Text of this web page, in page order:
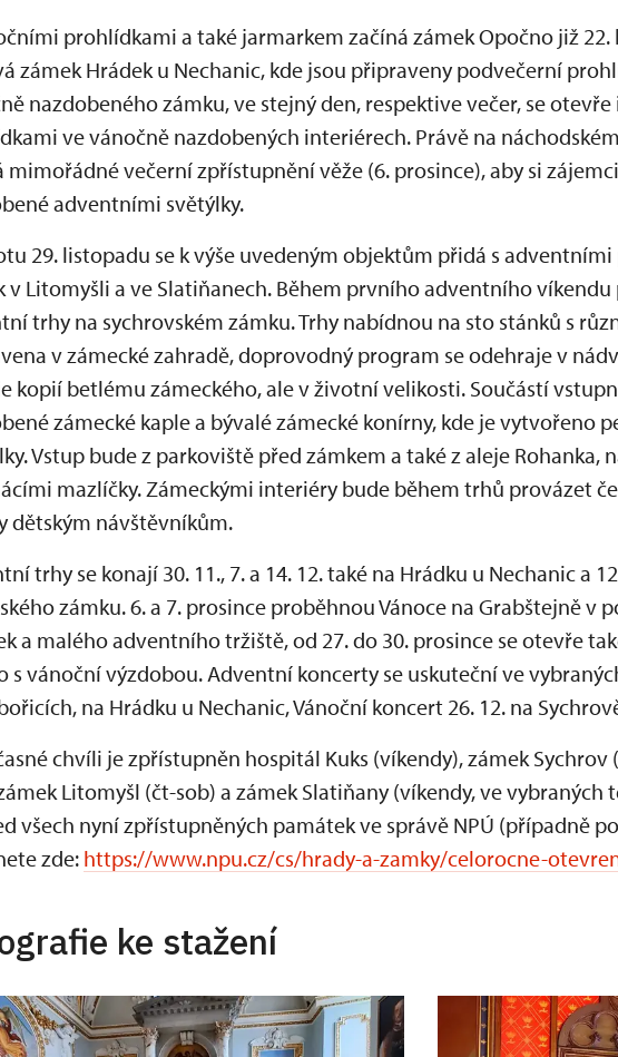
prohlídkami a také jarmarkem začíná zámek Opočno již
zámek Hrádek u Nechanic, kde jsou připraveny podvečerní
nazdobeného zámku, ve stejný den, respektive večer, se
ve vánočně nazdobených interiérech. Právě na
mimořádné večerní zpřístupnění věže (6. prosince), aby si
adventními světýlky.
29. listopadu se k výše uvedeným objektům přidá s
v Litomyšli a ve Slatiňanech. Během prvního adventního
trhy na sychrovském zámku. Trhy nabídnou na sto stánků s
v zámecké zahradě, doprovodný program se odehraje v
kopií betlému zámeckého, ale v životní velikosti. Součástí
zámecké kaple a bývalé zámecké konírny, kde je vytvořeno
Vstup bude z parkoviště před zámkem a také z aleje Rohanka,
mazlíčky. Zámeckými interiéry bude během trhů provázet
dětským návštěvníkům.
trhy se konají 30. 11., 7. a 14. 12. také na Hrádku u Nechanic a
zámku. 6. a 7. prosince proběhnou Vánoce na Grabštejně v
a malého adventního tržiště, od 27. do 30. prosince se otevře
s vánoční výzdobou. Adventní koncerty se uskuteční ve
na Hrádku u Nechanic, Vánoční koncert 26. 12. na
chvíli je zpřístupněn hospitál Kuks (víkendy), zámek
Litomyšl (čt-sob) a zámek Slatiňany (víkendy, ve
všech nyní zpřístupněných památek ve správě NPÚ (případně
zde:https://www.npu.cz/cs/hrady-a-zamky/celorocne-
ke stažení